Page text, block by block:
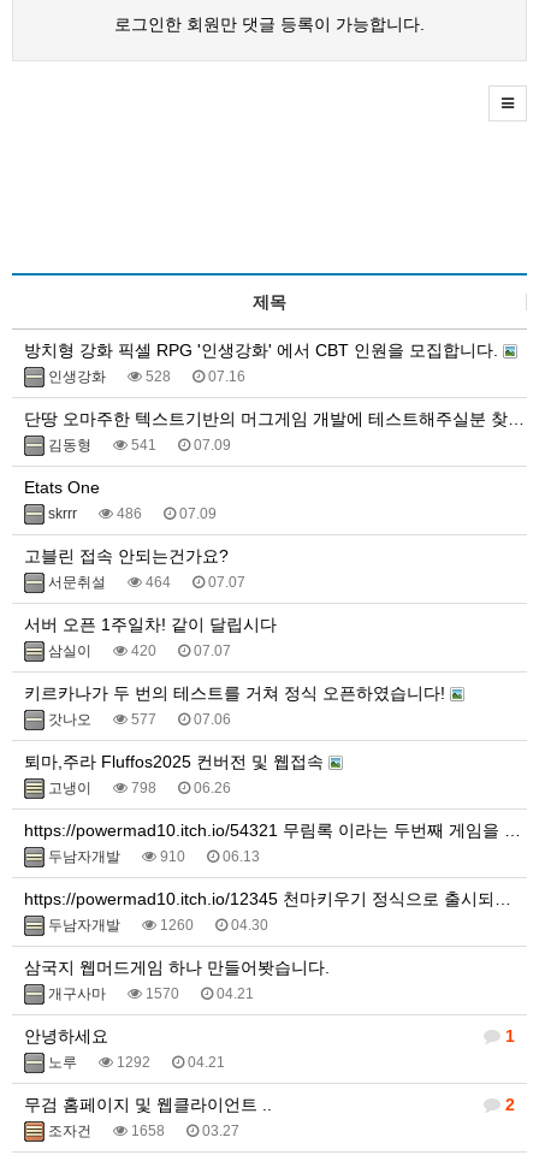
로그인한 회원만 댓글 등록이 가능합니다.
제목
방치형 강화 픽셀 RPG '인생강화' 에서 CBT 인원을 모집합니다.
인생강화 528 07.16
김동형 541 07.09
Etats One
skrrr 486 07.09
고블린 접속 안되는건가요?
서문취설 464 07.07
서버 오픈 1주일차! 같이 달립시다
삼실이 420 07.07
키르카나가 두 번의 테스트를 거쳐 정식 오픈하였습니다!
갓나오 577 07.06
퇴마,주라 Fluffos2025 컨버전 및 웹접속
고냉이 798 06.26
두남자개발 910 06.13
두남자개발 1260 04.30
삼국지 웹머드게임 하나 만들어봣습니다.
개구사마 1570 04.21
1
안녕하세요
노루 1292 04.21
2
무검 홈페이지 및 웹클라이언트 ..
조자건 1658 03.27